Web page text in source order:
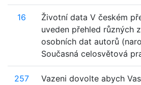
16
Životní data V českém
uveden přehled různých
osobních dat autorů
Současná celosvětová
257
Vazeni dovolte abych